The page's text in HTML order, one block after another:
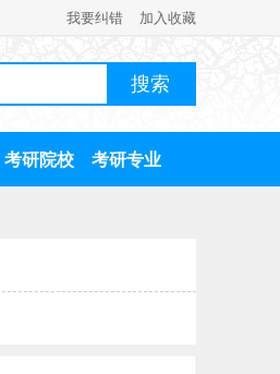
我要纠错 加入收藏
考研院校 考研专业